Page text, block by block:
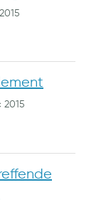
2015
2015